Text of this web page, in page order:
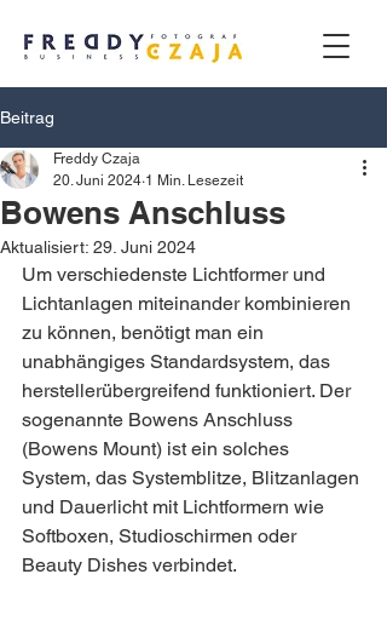
Beitrag
Bowens Anschluss
Freddy Czaja
20. Juni 2024 1 Min. Lesezeit
Aktualisiert: 29. Juni 2024
Um verschiedenste Lichtformer und
Lichtanlagen miteinander kombinieren
zu können, benötigt man ein
unabhängiges Standardsystem, das
herstellerübergreifend funktioniert. Der
sogenannte Bowens Anschluss
(Bowens Mount) ist ein solches
System, das Systemblitze, Blitzanlagen
und Dauerlicht mit Lichtformern wie
Softboxen, Studioschirmen oder
Beauty Dishes verbindet.